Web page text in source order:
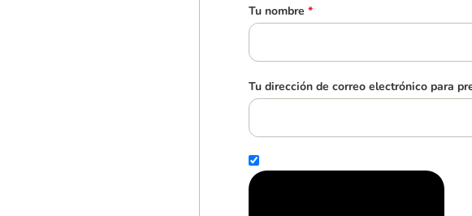
Tu nombre *
Tu dirección de correo electrónico para